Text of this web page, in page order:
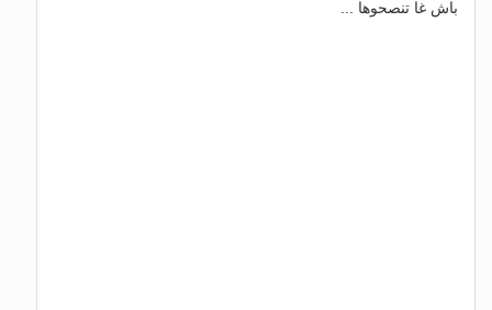
باش غا تنصحوها ...